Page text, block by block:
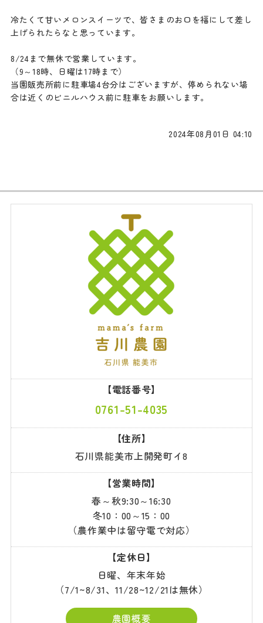
冷たくて甘いメロンスイーツで、皆さまのお口を福にして差し
上げられたらなと思っています。
8/24まで無休で営業しています。
（9～18時、日曜は17時まで）
当園販売所前に駐車場4台分はございますが、停められない場
合は近くのビニルハウス前に駐車をお願いします。
2024年08月01日 04:10
【電話番号】
0761-51-4035
【住所】
石川県能美市上開発町イ8
【営業時間】
春～秋9:30～16:30
冬10：00～15：00
（農作業中は留守電で対応）
【定休日】
日曜、年末年始
（7/1~8/31、11/28~12/21は無休）
農園概要